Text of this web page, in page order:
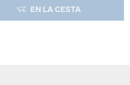
EN LA CESTA